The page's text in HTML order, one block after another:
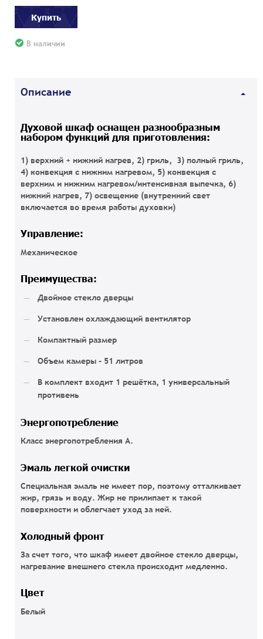
Купить
В наличии
Описание
Духовой шкаф оснащен разнообразным
набором функций для приготовления:
1) верхний + нижний нагрев, 2) гриль, 3) полный гриль,
4) конвекция с нижним нагревом, 5) конвекция с
верхним и нижним нагревом/интенсивная выпечка, 6)
нижний нагрев, 7) освещение (внутренний свет
включается во время работы духовки)
Управление:
Механическое
Преимущества:
Двойное стекло дверцы
Установлен охлаждающий вентилятор
Компактный размер
Объем камеры - 51 литров
В комплект входит 1 решётка, 1 универсальный
противень
Энергопотребление
Класс энергопотребления А.
Эмаль легкой очистки
Специальная эмаль не имеет пор, поэтому отталкивает
жир, грязь и воду. Жир не прилипает к такой
поверхности и облегчает уход за ней.
Холодный фронт
За счет того, что шкаф имеет двойное стекло дверцы,
нагревание внешнего стекла происходит медленно.
Цвет
Белый